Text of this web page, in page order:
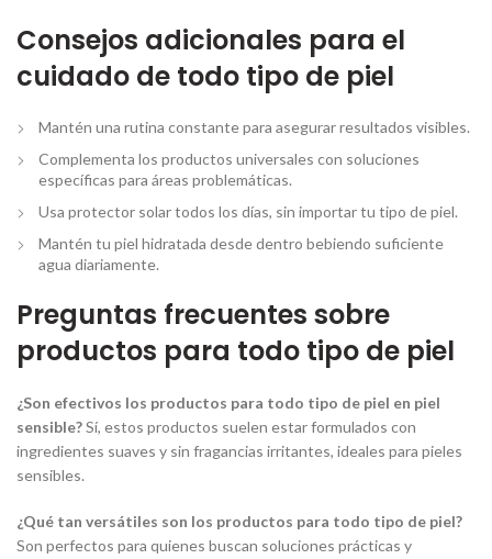
Consejos adicionales para el
cuidado de todo tipo de piel
Mantén una rutina constante para asegurar resultados visibles.
Complementa los productos universales con soluciones
específicas para áreas problemáticas.
Usa protector solar todos los días, sin importar tu tipo de piel.
Mantén tu piel hidratada desde dentro bebiendo suficiente
agua diariamente.
Preguntas frecuentes sobre
productos para todo tipo de piel
¿Son efectivos los productos para todo tipo de piel en piel
sensible?Sí, estos productos suelen estar formulados con
ingredientes suaves y sin fragancias irritantes, ideales para pieles
sensibles.
¿Qué tan versátiles son los productos para todo tipo de piel?
Son perfectos para quienes buscan soluciones prácticas y